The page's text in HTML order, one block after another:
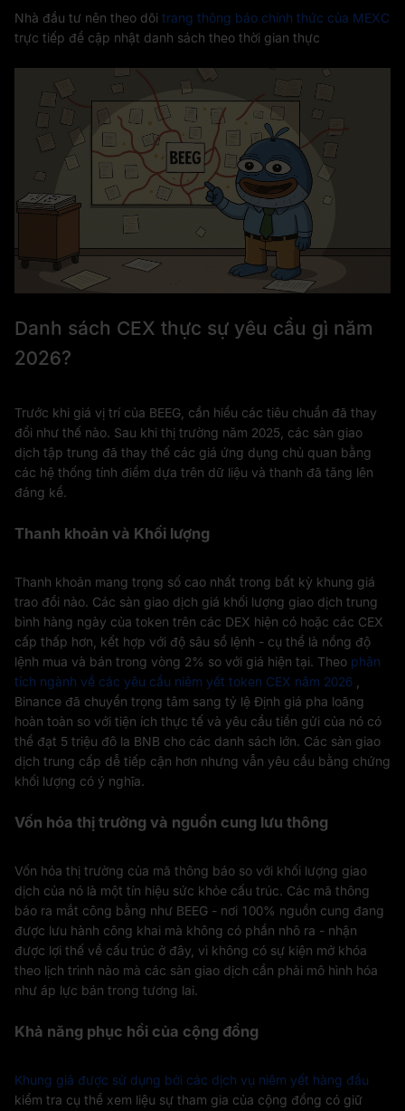
Nhà đầu tư nên theo dõi trang thông báo chính thức của MEXC
trực tiếp để cập nhật danh sách theo thời gian thực
Danh sách CEX thực sự yêu cầu gì năm
2026?
Trước khi giá vị trí của BEEG, cần hiểu các tiêu chuẩn đã thay
đổi như thế nào. Sau khi thị trường năm 2025, các sàn giao
dịch tập trung đã thay thế các giá ứng dụng chủ quan bằng
các hệ thống tính điểm dựa trên dữ liệu và thanh đã tăng lên
đáng kể.
Thanh khoản và Khối lượng
Thanh khoản mang trọng số cao nhất trong bất kỳ khung giá
trao đổi nào. Các sàn giao dịch giá khối lượng giao dịch trung
bình hàng ngày của token trên các DEX hiện có hoặc các CEX
cấp thấp hơn, kết hợp với độ sâu sổ lệnh - cụ thể là nồng độ
lệnh mua và bán trong vòng 2% so với giá hiện tại. Theo phân
tích ngành về các yêu cầu niêm yết token CEX năm 2026
Binance đã chuyển trọng tâm sang tỷ lệ Định giá pha loãng
hoàn toàn so với tiện ích thực tế và yêu cầu tiền gửi của nó có
thể đạt 5 triệu đô la BNB cho các danh sách lớn. Các sàn giao
dịch trung cấp dễ tiếp cận hơn nhưng vẫn yêu cầu bằng chứng
khối lượng có ý nghĩa.
Vốn hóa thị trường và nguồn cung lưu thông
Vốn hóa thị trường của mã thông báo so với khối lượng giao
dịch của nó là một tín hiệu sức khỏe cấu trúc. Các mã thông
báo ra mắt công bằng như BEEG - nơi 100% nguồn cung đang
được lưu hành công khai mà không có phần nhô ra - nhận
được lợi thế về cấu trúc ở đây, vì không có sự kiện mở khóa
theo lịch trình nào mà các sàn giao dịch cần phải mô hình hóa
như áp lực bán trong tương lai.
Khả năng phục hồi của cộng đồng
Khung giá được sử dụng bởi các dịch vụ niêm yết hàng đầu
kiểm tra cụ thể xem liệu sự tham gia của cộng đồng có giữ